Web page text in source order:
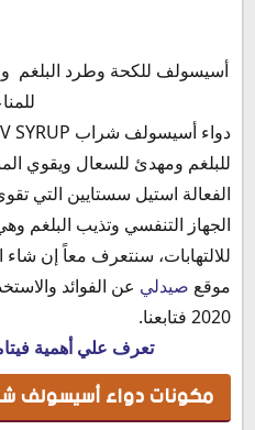
مكونات دواء أسيسولف
خصائص دواء أسيسولف
فوائد دواء أسيسولف
دواعي استخدام دواء
الأعراض الجانبية لدواء
موانع استخدام أسيسولف
جرعة وطريقة استخدام
أسيسولف والحمل
أسيسولف والرضاعة
التداخلات الدوائية لدواء
سعر دواء أسيسولف شراب في
بديل أسيسولف
أسيسولف للكحة وطرد البلغم
للبلغم ومهدئ للسعال ويقوي
الفعالة استيل سستايين التي
الجهاز التنفسي وتذيب البلغم
للالتهابات، سنتعرف معاً إن شاء
موقع صيدلي عن الفوائد
2020 فتابعنا.
تعرف علي أهمية
مكونات دواء أسيسولف